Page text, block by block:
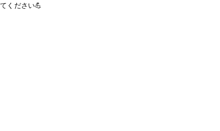
てください💪